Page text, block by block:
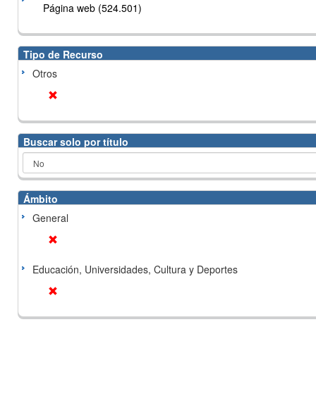
Página web (524.501)
Tipo de Recurso
Otros
Buscar solo por título
Ámbito
General
Educación, Universidades, Cultura y Deportes